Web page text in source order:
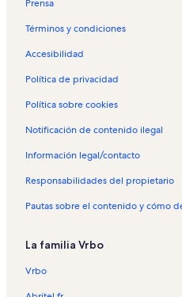
Prensa
Términos y condiciones
Accesibilidad
Política de privacidad
Política sobre cookies
Notificación de contenido ilegal
Información legal/contacto
Responsabilidades del propietario
Pautas sobre el contenido y cómo
La familia Vrbo
Vrbo